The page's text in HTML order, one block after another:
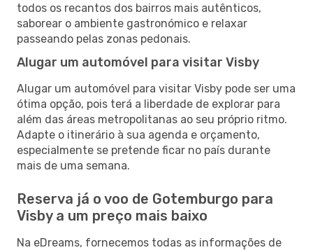
todos os recantos dos bairros mais autênticos,
saborear o ambiente gastronómico e relaxar
passeando pelas zonas pedonais.
Alugar um automóvel para visitar Visby
Alugar um automóvel para visitar Visby pode ser uma
ótima opção, pois terá a liberdade de explorar para
além das áreas metropolitanas ao seu próprio ritmo.
Adapte o itinerário à sua agenda e orçamento,
especialmente se pretende ficar no país durante
mais de uma semana.
Reserva já o voo de Gotemburgo para
Visby a um preço mais baixo
Na eDreams, fornecemos todas as informações de